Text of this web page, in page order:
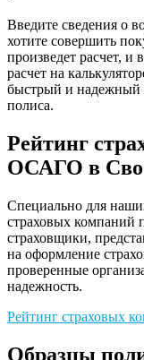
Введите сведения о
хотите совершить
произведет расчет,
расчет на
быстрый и надежный
полиса.
Рейтинг
ОСАГО в
Специально для
страховых
страховщики,
на оформление
проверенные
надежность.
Рейтинг страховых
Образцы